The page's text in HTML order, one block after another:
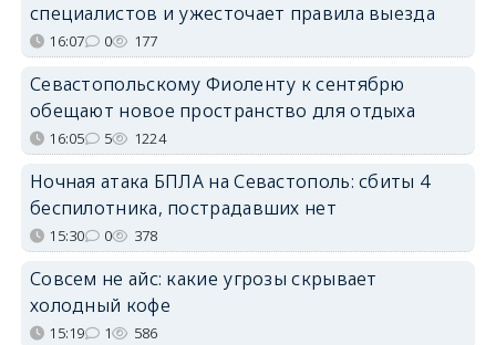
специалистов и ужесточает правила выезда
16:07 0 177
Севастопольскому Фиоленту к сентябрю
обещают новое пространство для отдыха
16:05 5 1224
Ночная атака БПЛА на Севастополь: сбиты 4
беспилотника, пострадавших нет
15:30 0 378
Совсем не айс: какие угрозы скрывает
холодный кофе
15:19 1 586